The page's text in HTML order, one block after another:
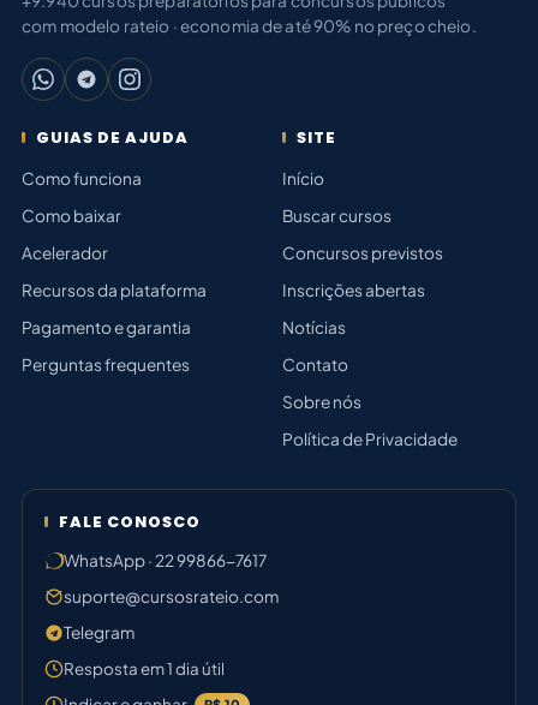
com modelo rateio · economia de até 90% no preço cheio.
GUIAS DE AJUDA
Como funciona
Como baixar
Acelerador
Recursos da plataforma
Pagamento e garantia
Perguntas frequentes
SITE
Início
Buscar cursos
Concursos previstos
Inscrições abertas
Notícias
Contato
Sobre nós
Política de Privacidade
FALE CONOSCO
WhatsApp · 22 99866-7617
suporte@cursosrateio.com
Telegram
Resposta em 1 dia útil